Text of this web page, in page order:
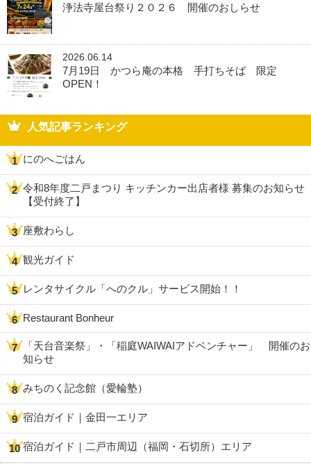
浄法寺屋台祭り２０２６ 開催のおしらせ
2026.06.14
7月19日 かつら庵の本格 手打ちそば 限定
OPEN！
人気記事ランキング
にのへごはん
令和8年度二戸まつり キッチンカー出店者様 募集のお知らせ
【受付終了】
座敷わらし
観光ガイド
レンタサイクル「へのクル」サービス開始！！
Restaurant Bonheur
「天台音楽祭」・「稲庭WAIWAIアドベンチャー」 開催のお
知らせ
みちのく記念館（愛輪塾）
宿泊ガイド｜金田一エリア
宿泊ガイド｜二戸市周辺（福岡・石切所）エリア